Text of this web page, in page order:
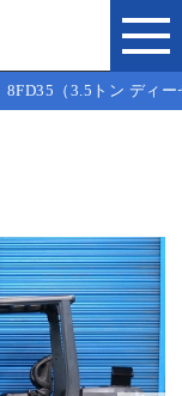
8FD35（3.5トン ディ